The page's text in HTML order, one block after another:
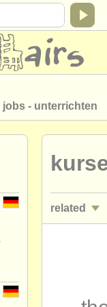
jobs - unterrichten
gestohlene
related